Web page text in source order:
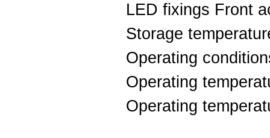
LED fixings Front
Storage
Operating
Operating
Operating